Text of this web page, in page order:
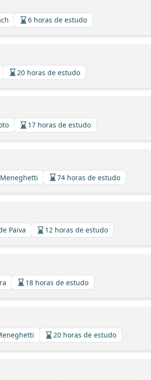
6 horas de estudo
20 horas de estudo
17 horas de estudo
Meneghetti 74 horas de estudo
Paiva 12 horas de estudo
18 horas de estudo
20 horas de estudo